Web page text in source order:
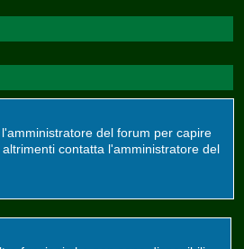
del forum per capire
contatta l'amministratore del